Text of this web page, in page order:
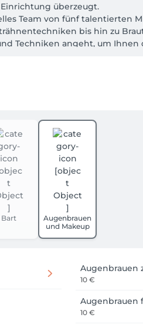
überzeugt.
Team von fünf talentierten
bis hin zu
Techniken angeht, um Ihnen
Bart
Augenbrauen
und Makeup
Augenbrauen
10 €
Augenbrauen
10 €